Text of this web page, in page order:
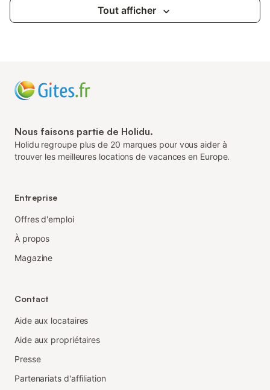
Tout afficher
Nous faisons partie de Holidu.
Holidu regroupe plus de 20 marques pour vous aider à
trouver les meilleures locations de vacances en Europe.
Entreprise
Offres d'emploi
À propos
Magazine
Contact
Aide aux locataires
Aide aux propriétaires
Presse
Partenariats d'affiliation